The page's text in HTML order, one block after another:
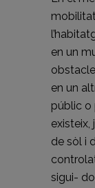
en un
en un
públic o
existeix,
de sòl i
sigui-